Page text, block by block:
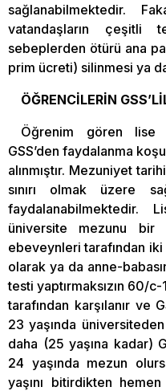
sağlanabilmektedir.
vatandaşların çeşitli
sebeplerden ötürü ana
prim ücreti) silinmesi ya
ÖĞRENCİLERİN
Öğrenim gören lise
GSS’den faydalanma
alınmıştır. Mezuniyet
sınırı olmak üzere
üniversite mezunu
ebeveynleri tarafından
olarak ya da anne-
testi yaptırmaksızın 60/
tarafından karşılanır ve
23 yaşında
daha (25 yaşına kadar)
24 yaşında mezun
yaşını bitirdikten